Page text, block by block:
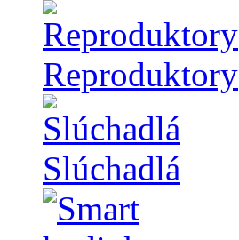
Reproduktory
Slúchadlá